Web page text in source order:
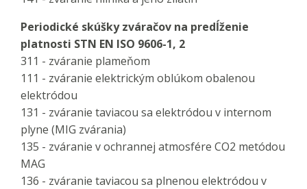
Periodické skúšky zváračov na predĺženie
platnosti STN EN ISO 9606-1, 2
311 - zváranie plameňom
111 - zváranie elektrickým oblúkom obalenou
elektródou
131 - zváranie taviacou sa elektródou v internom
plyne (MIG zvárania)
135 - zváranie v ochrannej atmosfére CO2 metódou
MAG
136 - zváranie taviacou sa plnenou elektródou v